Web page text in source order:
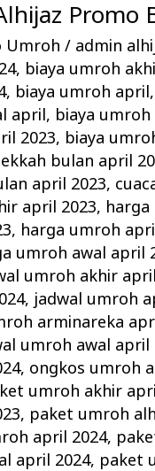
Promo
Umroh / admin
, biaya umroh
, biaya umroh april,
april, biaya
2023, biaya
bulan april
april 2023,
april 2023,
, harga umroh
umroh awal april
umroh akhir
, jadwal umroh
arminareka
umroh awal april
, ongkos umroh
umroh akhir
, paket umroh
april 2024,
april 2024, paket